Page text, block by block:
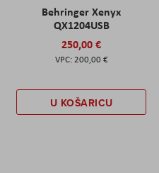
Behringer Xenyx
QX1204USB
250,00 €
200,00 €
U KOŠARICU